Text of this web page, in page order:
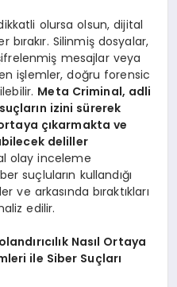
olursa olsun, dijital
Silinmiş dosyalar,
mesajlar veya
işlemler, doğru forensic
Meta Criminal, adli
izini sürerek
çıkarmakta ve
deliller
olay inceleme
suçluların kullandığı
arkasında bıraktıkları
edilir.
Nasıl Ortaya
ile Siber Suçları